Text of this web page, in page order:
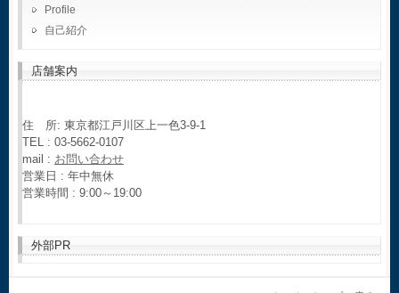
Profile
自己紹介
店舗案内
住 所: 東京都江戸川区上一色3-9-1
TEL : 03-5662-0107
mail : お問い合わせ
営業日 : 年中無休
営業時間 : 9:00～19:00
外部PR